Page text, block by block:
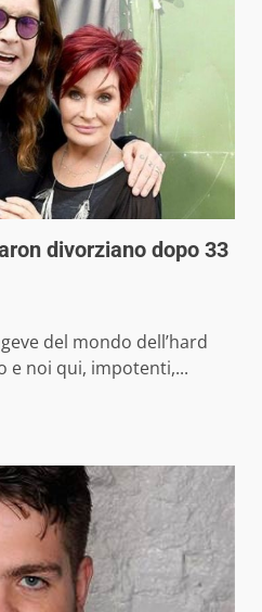
divorziano dopo 33
del mondo dell’hard
e noi qui, impotenti,...